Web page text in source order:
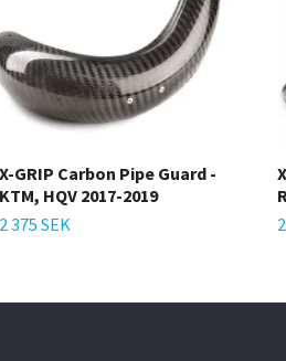
X-GRIP Carbon Pipe Guard -
KTM, HQV 2017-2019
2 375 SEK